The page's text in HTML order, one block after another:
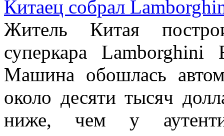
Китаец собрал
Житель Китая
суперкара Lamborghini
Машина обошлась
около десяти тысяч
ниже, чем у